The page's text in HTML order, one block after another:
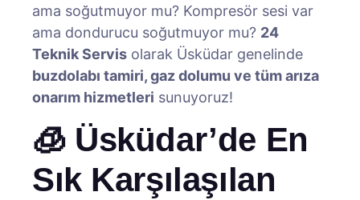
ama soğutmuyor mu? Kompresör sesi var
ama dondurucu soğutmuyor mu? 24
Teknik Servis olarak Üsküdar genelinde
buzdolabı tamiri, gaz dolumu ve tüm arıza
onarım hizmetleri sunuyoruz!
🧊 Üsküdar’de En
Sık Karşılaşılan